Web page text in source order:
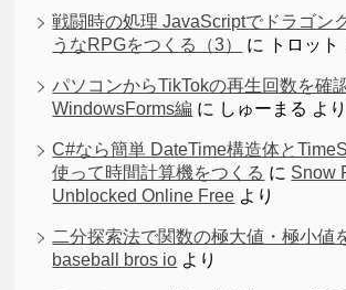
戦闘時の処理 JavaScriptでドラゴン
うなRPGをつくる（3）
に トロット
パソコンからTikTokの再生回数を確
WindowsForms編 に しゅーまる より
C#なら簡単 DateTime構造体と
使って時間計算機をつくる に Snow
Unblocked Online Free より
二分探索法で関数の極大値・極小値
baseball bros io より